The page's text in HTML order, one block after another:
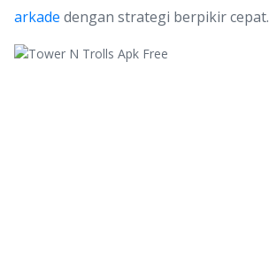
arkade dengan strategi berpikir cepat.